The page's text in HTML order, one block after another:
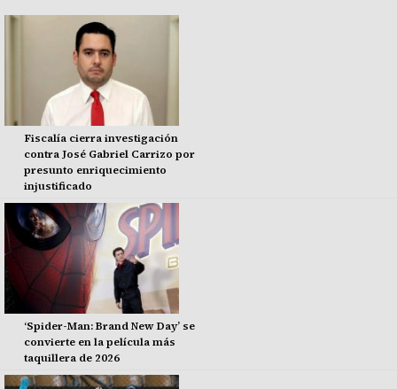
Fiscalía cierra investigación
contra José Gabriel Carrizo por
presunto enriquecimiento
injustificado
‘Spider-Man: Brand New Day’ se
convierte en la película más
taquillera de 2026